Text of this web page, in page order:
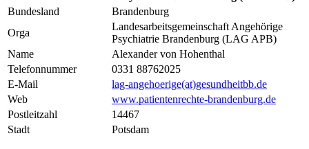
Bundesland
Brandenburg
Orga
Landesarbeitsgemeinschaft Angehörige
Psychiatrie Brandenburg (LAG APB)
Name
Alexander von Hohenthal
Telefonnummer
0331 88762025
E-Mail
lag-angehoerige(at)gesundheitbb.de
Web
www.patientenrechte-brandenburg.de
Postleitzahl
14467
Stadt
Potsdam